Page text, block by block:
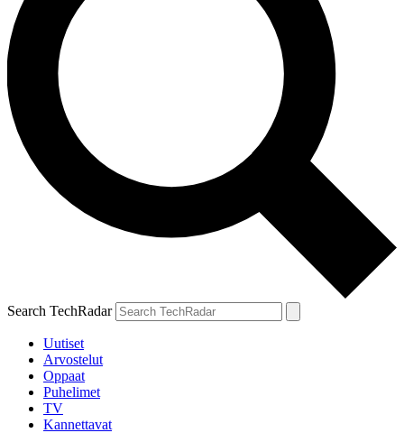
Search TechRadar
Uutiset
Arvostelut
Oppaat
Puhelimet
TV
Kannettavat